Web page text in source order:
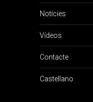
Notícies
Vídeos
Contacte
Castellano